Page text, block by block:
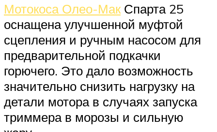
Мотокоса Олео-Мак Спарта 25
оснащена улучшенной муфтой
сцепления и ручным насосом для
предварительной подкачки
горючего. Это дало возможность
значительно снизить нагрузку на
детали мотора в случаях запуска
триммера в морозы и сильную